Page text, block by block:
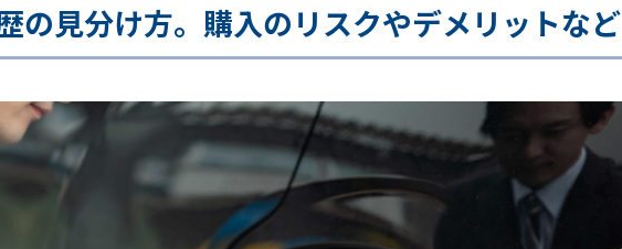
の見分け方。購入のリスクやデメリットなど